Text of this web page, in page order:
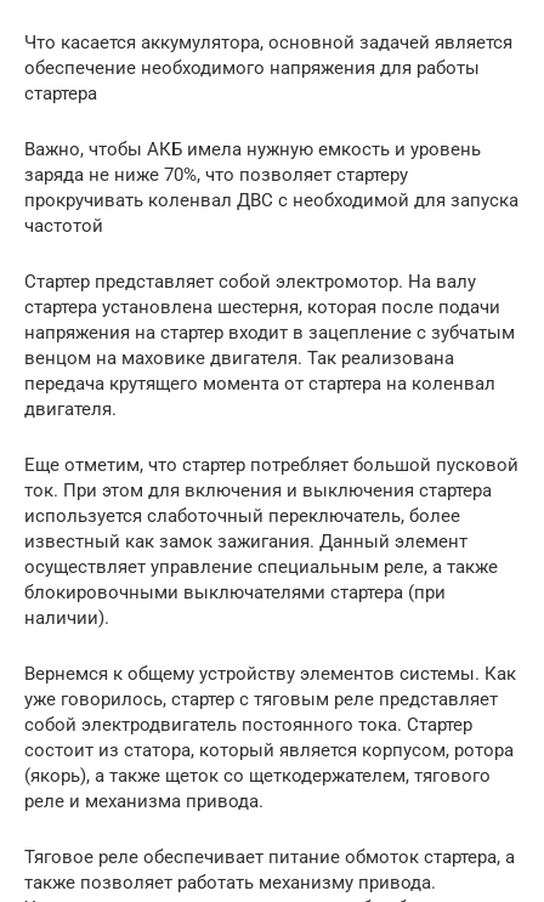
Что касается аккумулятора, основной задачей является
обеспечение необходимого напряжения для работы
стартера
Важно, чтобы АКБ имела нужную емкость и уровень
заряда не ниже 70%, что позволяет стартеру
прокручивать коленвал ДВС с необходимой для запуска
частотой
Стартер представляет собой электромотор. На валу
стартера установлена шестерня, которая после подачи
напряжения на стартер входит в зацепление с зубчатым
венцом на маховике двигателя. Так реализована
передача крутящего момента от стартера на коленвал
двигателя.
Еще отметим, что стартер потребляет большой пусковой
ток. При этом для включения и выключения стартера
используется слаботочный переключатель, более
известный как замок зажигания. Данный элемент
осуществляет управление специальным реле, а также
блокировочными выключателями стартера (при
наличии).
Вернемся к общему устройству элементов системы. Как
уже говорилось, стартер с тяговым реле представляет
собой электродвигатель постоянного тока. Стартер
состоит из статора, который является корпусом, ротора
(якорь), а также щеток со щеткодержателем, тягового
реле и механизма привода.
Тяговое реле обеспечивает питание обмоток стартера, а
также позволяет работать механизму привода.